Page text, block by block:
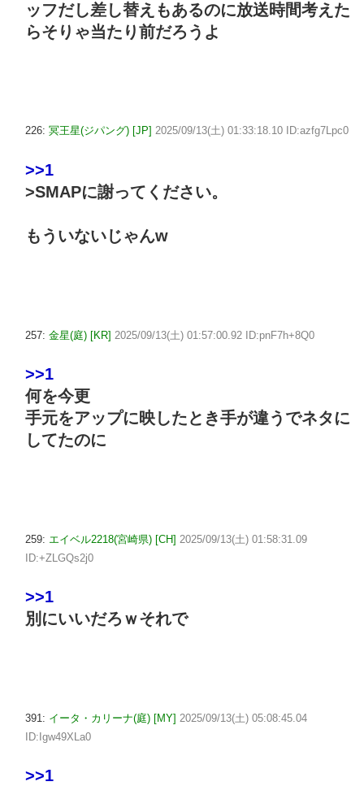
ッフだし差し替えもあるのに放送時間考えた
らそりゃ当たり前だろうよ
226: 冥王星(ジパング) [JP] 2025/09/13(土) 01:33:18.10 ID:azfg7Lpc0
>>1
>SMAPに謝ってください。
もういないじゃんw
257: 金星(庭) [KR] 2025/09/13(土) 01:57:00.92 ID:pnF7h+8Q0
>>1
何を今更
手元をアップに映したとき手が違うでネタに
してたのに
259: エイベル2218(宮崎県) [CH] 2025/09/13(土) 01:58:31.09
ID:+ZLGQs2j0
>>1
別にいいだろｗそれで
391: イータ・カリーナ(庭) [MY] 2025/09/13(土) 05:08:45.04
ID:Igw49XLa0
>>1